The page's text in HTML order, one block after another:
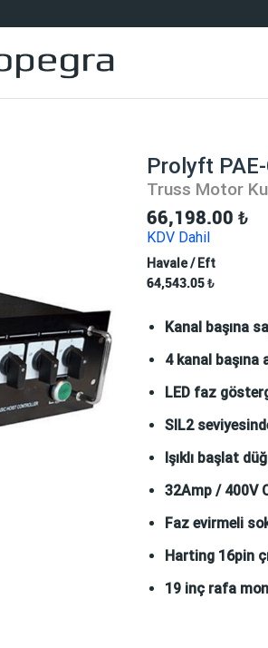
Prolyft
Truss Motor
66,198.00 ₺
KDV Dahil
Havale / Eft
64,543.05₺
Kanal başına
4 kanal başına
LED faz
SIL2
Işıklı başlat
32Amp / 400V
Faz evirmeli
Harting 16pin
19 inç rafa